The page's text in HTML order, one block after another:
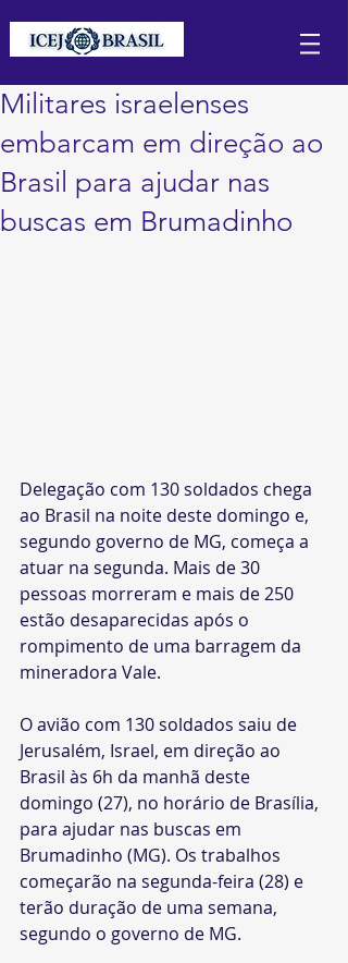
Militares israelenses
embarcam em direção ao
Brasil para ajudar nas
buscas em Brumadinho
Delegação com 130 soldados chega
ao Brasil na noite deste domingo e,
segundo governo de MG, começa a
atuar na segunda. Mais de 30
pessoas morreram e mais de 250
estão desaparecidas após o
rompimento de uma barragem da
mineradora Vale.
O avião com 130 soldados saiu de
Jerusalém, Israel, em direção ao
Brasil às 6h da manhã deste
domingo (27), no horário de Brasília,
para ajudar nas buscas em
Brumadinho (MG). Os trabalhos
começarão na segunda-feira (28) e
terão duração de uma semana,
segundo o governo de MG.